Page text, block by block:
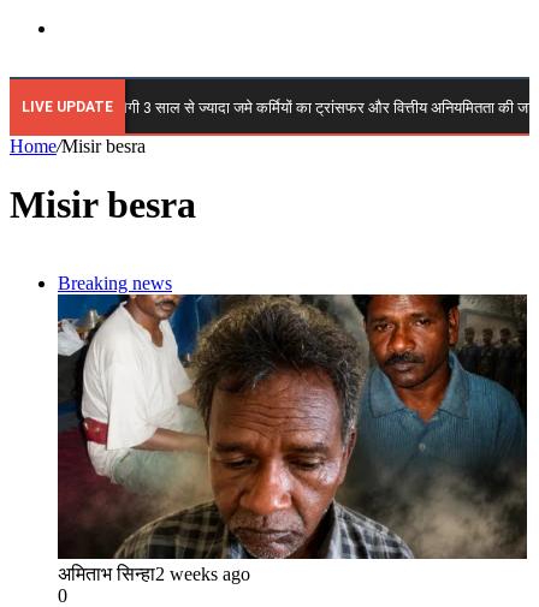
for
LIVE UPDATE
JSLPS में कब होगी 3 साल से ज्यादा जमे कर्मियों का ट्रांसफर और वित्तीय अनियमितता की जांच?
Home/Misir besra
Misir besra
Breaking news
अमिताभ सिन्हा2 weeks ago
0